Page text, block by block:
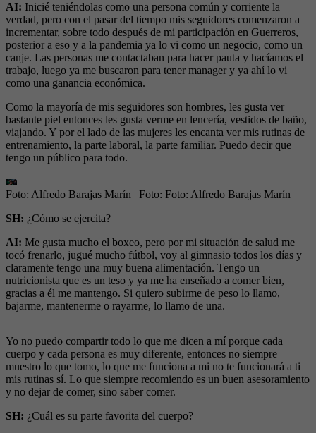
AI: Inicié teniéndolas como una persona común y corriente la
verdad, pero con el pasar del tiempo mis seguidores comenzaron a
incrementar, sobre todo después de mi participación en Guerreros,
posterior a eso y a la pandemia ya lo vi como un negocio, como un
canje. Las personas me contactaban para hacer pauta y hacíamos el
trabajo, luego ya me buscaron para tener manager y ya ahí lo vi
como una ganancia económica.
Como la mayoría de mis seguidores son hombres, les gusta ver
bastante piel entonces les gusta verme en lencería, vestidos de baño,
viajando. Y por el lado de las mujeres les encanta ver mis rutinas de
entrenamiento, la parte laboral, la parte familiar. Puedo decir que
tengo un público para todo.
Foto: Alfredo Barajas Marín | Foto: Foto: Alfredo Barajas Marín
SH: ¿Cómo se ejercita?
AI: Me gusta mucho el boxeo, pero por mi situación de salud me
tocó frenarlo, jugué mucho fútbol, voy al gimnasio todos los días y
claramente tengo una muy buena alimentación. Tengo un
nutricionista que es un teso y ya me ha enseñado a comer bien,
gracias a él me mantengo. Si quiero subirme de peso lo llamo,
bajarme, mantenerme o rayarme, lo llamo de una.
Yo no puedo compartir todo lo que me dicen a mí porque cada
cuerpo y cada persona es muy diferente, entonces no siempre
muestro lo que tomo, lo que me funciona a mi no te funcionará a ti
mis rutinas sí. Lo que siempre recomiendo es un buen asesoramiento
y no dejar de comer, sino saber comer.
SH: ¿Cuál es su parte favorita del cuerpo?